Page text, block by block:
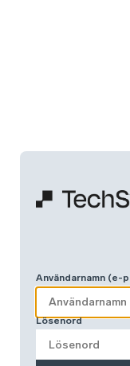
Användarnamn (e-
Lösenord